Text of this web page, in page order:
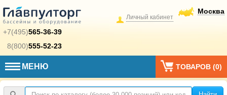
+7(495)565-36-39
8(800)555-52-23
Москва
Личный кабинет
МЕНЮ ТОВАРОВ (0)